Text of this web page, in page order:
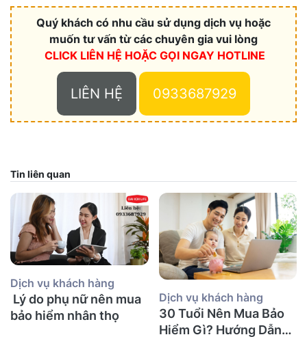
Quý khách có nhu cầu sử dụng dịch vụ hoặc
muốn tư vấn từ các chuyên gia vui lòng
CLICK LIÊN HỆ HOẶC GỌI NGAY HOTLINE
LIÊN HỆ 0933687929
Tin liên quan
Dịch vụ khách hàng
Lý do phụ nữ nên mua
bảo hiểm nhân thọ
Dịch vụ khách hàng
30 Tuổi Nên Mua Bảo
Hiểm Gì? Hướng Dẫn